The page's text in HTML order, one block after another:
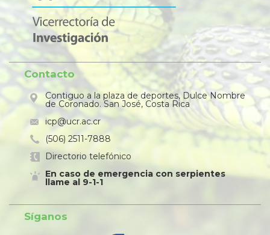
Contacto
Contiguo a la plaza de deportes, Dulce Nombre
de Coronado. San José, Costa Rica
icp@ucr.ac.cr
(506) 2511-7888
Directorio telefónico
En caso de emergencia con serpientes
llame al 9-1-1
Síganos